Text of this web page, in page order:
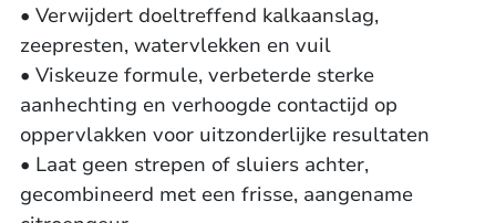
• Verwijdert doeltreffend kalkaanslag,
zeepresten, watervlekken en vuil
• Viskeuze formule, verbeterde sterke
aanhechting en verhoogde contactijd op
oppervlakken voor uitzonderlijke resultaten
• Laat geen strepen of sluiers achter,
gecombineerd met een frisse, aangename